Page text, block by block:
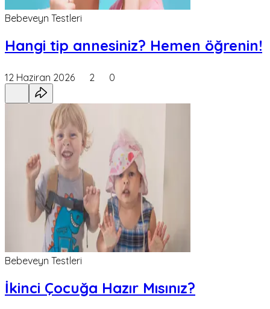
Bebeveyn Testleri
Hangi tip annesiniz? Hemen öğrenin!
12 Haziran 2026 2 0
Bebeveyn Testleri
İkinci Çocuğa Hazır Mısınız?